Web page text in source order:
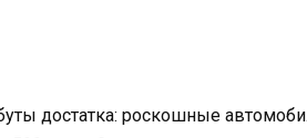
достатка: роскошные